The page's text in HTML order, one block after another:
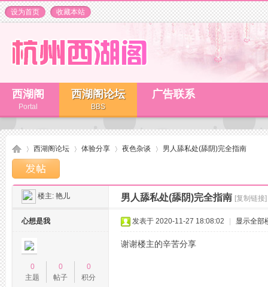
设为首页 收藏本站
西湖阁
Portal
西湖阁论坛
BBS
广告联系
»
西湖阁论坛
›
体验分享 夜色杂谈
›
男人舔私处(舔阴)完全指南
楼主: 艳儿 男人舔私处(舔阴)完全指南 [复制链接]
心想是我
0
主题
0
帖子
0
积分
发表于 2020-11-27 18:08:02 显示全部
谢谢楼主的辛苦分享